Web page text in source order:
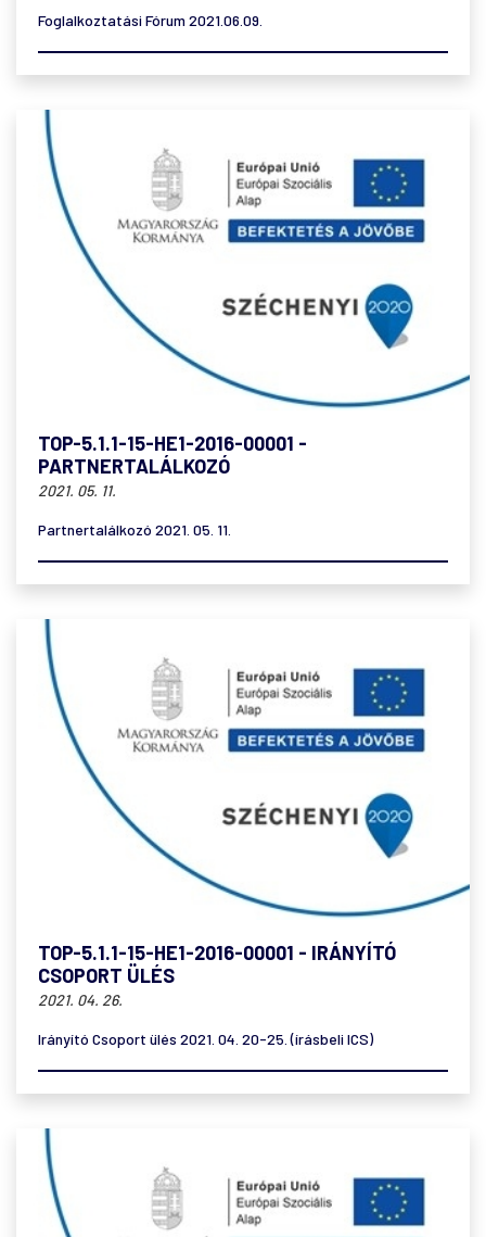
Foglalkoztatási Fórum 2021.06.09.
TOP-5.1.1-15-HE1-2016-00001 -
PARTNERTALÁLKOZÓ
2021. 05. 11.
Partnertalálkozó 2021. 05. 11.
TOP-5.1.1-15-HE1-2016-00001 - IRÁNYÍTÓ
CSOPORT ÜLÉS
2021. 04. 26.
Irányító Csoport ülés 2021. 04. 20-25. (írásbeli ICS)